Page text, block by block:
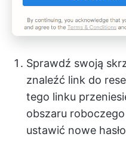
Sprawdź swoją
znaleźć link do
tego linku
obszaru
ustawić nowe hasło